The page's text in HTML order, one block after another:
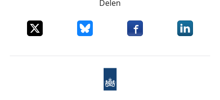
Delen
Deel dit item op XDeel dit item op Bluesky
Deel dit item opDeel dit